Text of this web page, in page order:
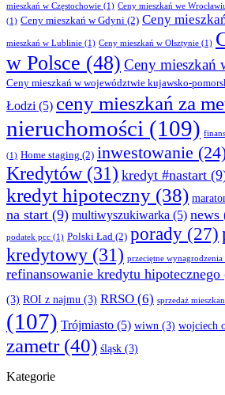
mieszkań w Częstochowie (1) Ceny mieszkań we
(1) Ceny mieszkań w Gdyni (2) Ceny
mieszkań w Lublinie (1) Ceny mieszkań w Olsztynie (1)
w Polsce (48) Ceny mieszkań
Ceny mieszkań w województwie kujawsko-
Łodzi (5) ceny mieszkań za
nieruchomości (109)
(1) Home staging (2) inwestowanie
Kredytów(31) kredyt #nastart
kredyt hipoteczny (38)
na start (9) multiwyszukiwarka (5) news
podatek pcc (1) Polski Ład (2) porady (27)
kredytowy (31) przeciętne wynagrodzenia
refinansowanie kredytu hipotecznego
(3) ROI z najmu (3) RRSO (6) sprzedaż
(107) Trójmiasto (5) wiwn (3) wojciech
zametr(40) śląsk (3)
Kategorie